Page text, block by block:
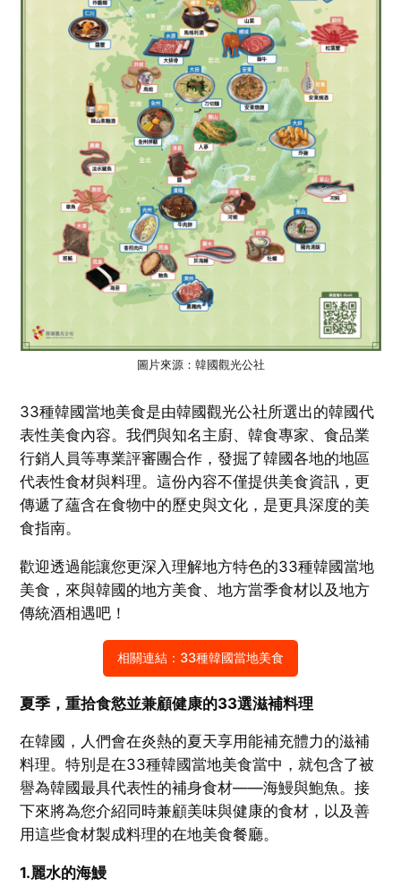
圖片來源：韓國觀光公社
33種韓國當地美食是由韓國觀光公社所選出的韓國代
表性美食內容。我們與知名主廚、韓食專家、食品業
行銷人員等專業評審團合作，發掘了韓國各地的地區
代表性食材與料理。這份內容不僅提供美食資訊，更
傳遞了蘊含在食物中的歷史與文化，是更具深度的美
食指南。
歡迎透過能讓您更深入理解地方特色的33種韓國當地
美食，來與韓國的地方美食、地方當季食材以及地方
傳統酒相遇吧！
相關連結：33種韓國當地美食
夏季，重拾食慾並兼顧健康的33選滋補料理
在韓國，人們會在炎熱的夏天享用能補充體力的滋補
料理。特別是在33種韓國當地美食當中，就包含了被
譽為韓國最具代表性的補身食材——海鰻與鮑魚。接
下來將為您介紹同時兼顧美味與健康的食材，以及善
用這些食材製成料理的在地美食餐廳。
1.麗水的海鰻